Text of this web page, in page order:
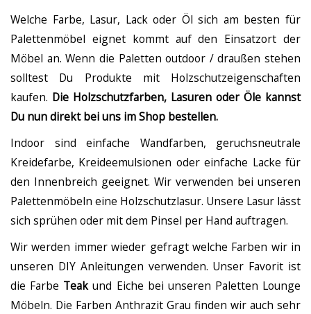
Welche Farbe, Lasur, Lack oder Öl sich am besten für
Palettenmöbel eignet kommt auf den Einsatzort der
Möbel an. Wenn die Paletten outdoor / draußen stehen
solltest Du Produkte mit Holzschutzeigenschaften
kaufen. Die Holzschutzfarben, Lasuren oder Öle kannst
Du nun direkt bei uns im Shop bestellen.
Indoor sind einfache Wandfarben, geruchsneutrale
Kreidefarbe, Kreideemulsionen oder einfache Lacke für
den Innenbreich geeignet. Wir verwenden bei unseren
Palettenmöbeln eine Holzschutzlasur. Unsere Lasur lässt
sich sprühen oder mit dem Pinsel per Hand auftragen.
Wir werden immer wieder gefragt welche Farben wir in
unseren DIY Anleitungen verwenden. Unser Favorit ist
die Farbe Teakund Eiche bei unseren Paletten Lounge
Möbeln. Die Farben Anthrazit Grau finden wir auch sehr